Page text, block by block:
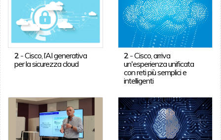
2-Cisco, l’AI generativa
per la sicurezza cloud
2 -Cisco, arriva
un'esperienza unificata
con reti più semplici e
intelligenti